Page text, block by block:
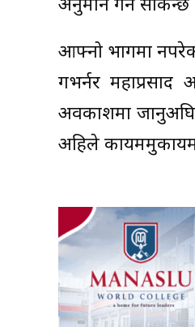
अनुमान गर्न सकिन्छ
आफ्नो भागमा
गभर्नर
अवकाशमा जानुअघि
अहिले